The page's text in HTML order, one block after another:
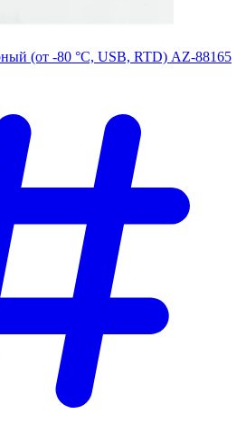
(от -80 °С, USB, RTD) AZ-88165